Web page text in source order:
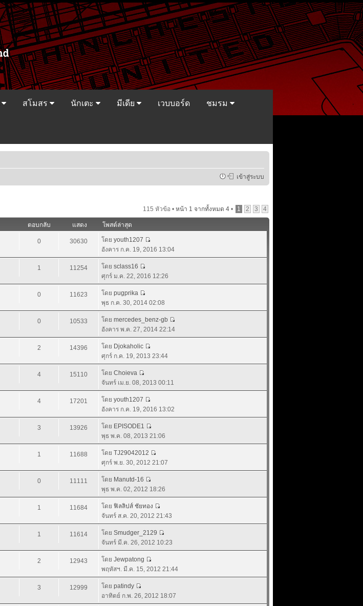
สโมสร นักเตะ มีเดีย เวบบอร์ด ชมรม
เข้าสู่ระบบ
115 หัวข้อ • หน้า 1 จากทั้งหมด 4• 1 2 3 4
ตอบกลับ แสดง
โพสต์ล่าสุด
0 30630 โดย youth1207
อังคาร ก.ค. 19, 2016 13:04
1 11254 โดย sclass16
ศุกร์ ม.ค. 22, 2016 12:26
0 11623 โดย pugprika
พุธ ก.ค. 30, 2014 02:08
0 10533 โดย mercedes_benz-gb
อังคาร พ.ค. 27, 2014 22:14
2 14396 โดย Djokaholic
ศุกร์ ก.ค. 19, 2013 23:44
4 15110 โดย Choieva
จันทร์ เม.ย. 08, 2013 00:11
4 17201 โดย youth1207
อังคาร ก.ค. 19, 2016 13:02
3 13926 โดย EPISODE1
พุธ พ.ค. 08, 2013 21:06
1 11688 โดย TJ29042012
ศุกร์ พ.ย. 30, 2012 21:07
0 11111 โดย Manutd-16
พุธ พ.ค. 02, 2012 18:26
1 11684 โดย ฟิลลิปส์ ชัยทอง
จันทร์ ส.ค. 20, 2012 21:43
1 11614 โดย Smudger_2129
จันทร์ มี.ค. 26, 2012 10:23
2 12943 โดย Jewpatong
พฤหัสฯ. มี.ค. 15, 2012 21:44
3 12999 โดย patindy
อาทิตย์ ก.พ. 26, 2012 18:07